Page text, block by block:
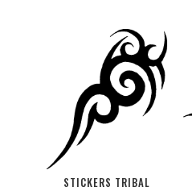
STICKERS TRIBAL